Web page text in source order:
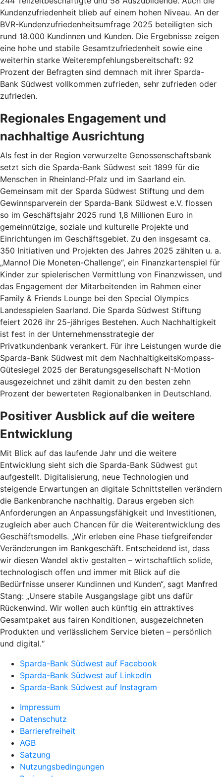
Kundenzufriedenheit blieb auf einem hohen Niveau. An der
BVR-Kundenzufriedenheitsumfrage 2025 beteiligten sich
rund 18.000 Kundinnen und Kunden. Die Ergebnisse zeigen
eine hohe und stabile Gesamtzufriedenheit sowie eine
weiterhin starke Weiterempfehlungsbereitschaft: 92
Prozent der Befragten sind demnach mit ihrer Sparda-
Bank Südwest vollkommen zufrieden, sehr zufrieden oder
zufrieden.
Regionales Engagement und
nachhaltige Ausrichtung
Als fest in der Region verwurzelte Genossenschaftsbank
setzt sich die Sparda-Bank Südwest seit 1899 für die
Menschen in Rheinland-Pfalz und im Saarland ein.
Gemeinsam mit der Sparda Südwest Stiftung und dem
Gewinnsparverein der Sparda-Bank Südwest e.V. flossen
so im Geschäftsjahr 2025 rund 1,8 Millionen Euro in
gemeinnützige, soziale und kulturelle Projekte und
Einrichtungen im Geschäftsgebiet. Zu den insgesamt ca.
350 Initiativen und Projekten des Jahres 2025 zählten u. a.
„Manno! Die Moneten-Challenge“, ein Finanzkartenspiel für
Kinder zur spielerischen Vermittlung von Finanzwissen, und
das Engagement der Mitarbeitenden im Rahmen einer
Family & Friends Lounge bei den Special Olympics
Landesspielen Saarland. Die Sparda Südwest Stiftung
feiert 2026 ihr 25-jähriges Bestehen. Auch Nachhaltigkeit
ist fest in der Unternehmensstrategie der
Privatkundenbank verankert. Für ihre Leistungen wurde die
Sparda-Bank Südwest mit dem NachhaltigkeitsKompass-
Gütesiegel 2025 der Beratungsgesellschaft N-Motion
ausgezeichnet und zählt damit zu den besten zehn
Prozent der bewerteten Regionalbanken in Deutschland.
Positiver Ausblick auf die weitere
Entwicklung
Mit Blick auf das laufende Jahr und die weitere
Entwicklung sieht sich die Sparda-Bank Südwest gut
aufgestellt. Digitalisierung, neue Technologien und
steigende Erwartungen an digitale Schnittstellen verändern
die Bankenbranche nachhaltig. Daraus ergeben sich
Anforderungen an Anpassungsfähigkeit und Investitionen,
zugleich aber auch Chancen für die Weiterentwicklung des
Geschäftsmodells. „Wir erleben eine Phase tiefgreifender
Veränderungen im Bankgeschäft. Entscheidend ist, dass
wir diesen Wandel aktiv gestalten – wirtschaftlich solide,
technologisch offen und immer mit Blick auf die
Bedürfnisse unserer Kundinnen und Kunden“, sagt Manfred
Stang: „Unsere stabile Ausgangslage gibt uns dafür
Rückenwind. Wir wollen auch künftig ein attraktives
Gesamtpaket aus fairen Konditionen, ausgezeichneten
Produkten und verlässlichem Service bieten – persönlich
und digital.“
Sparda-Bank Südwest auf Facebook
Sparda-Bank Südwest auf LinkedIn
Sparda-Bank Südwest auf Instagram
Impressum
Datenschutz
Barrierefreiheit
AGB
Satzung
Nutzungsbedingungen